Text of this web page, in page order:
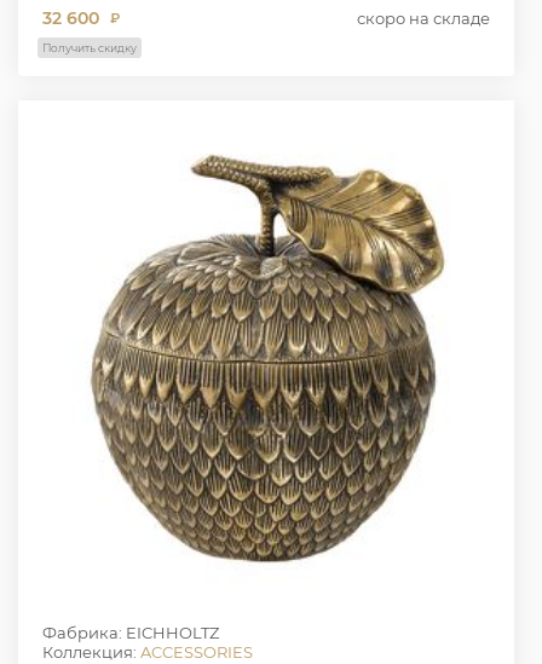
32 600 ₽ скоро на складе
Получить скидку
Фабрика: EICHHOLTZ
Коллекция: ACCESSORIES